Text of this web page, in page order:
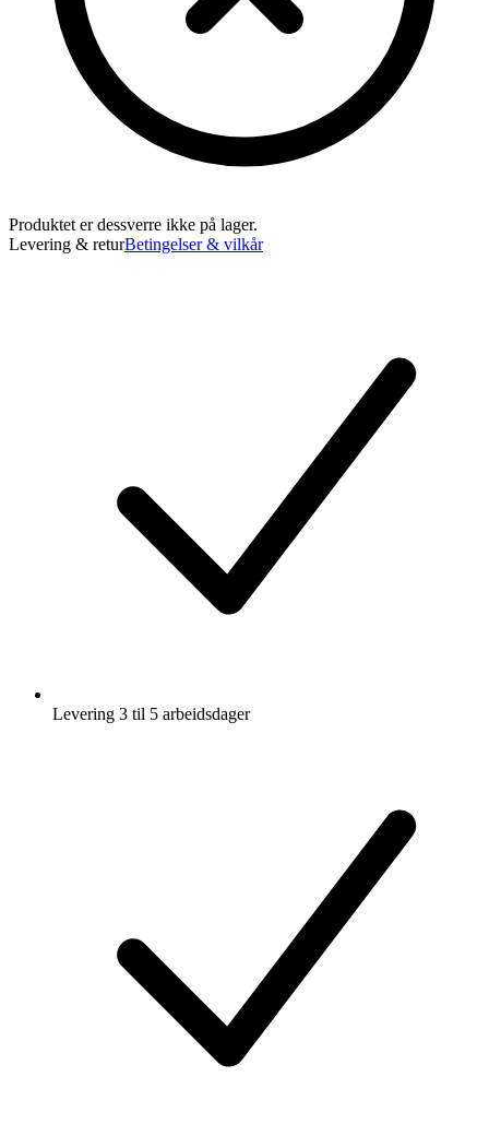
Produktet er dessverre ikke på lager.
Levering & returBetingelser & vilkår
Levering 3 til 5 arbeidsdager